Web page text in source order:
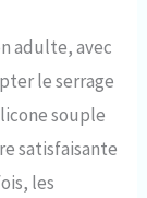
adulte, avec
le serrage
souple
satisfaisante
les